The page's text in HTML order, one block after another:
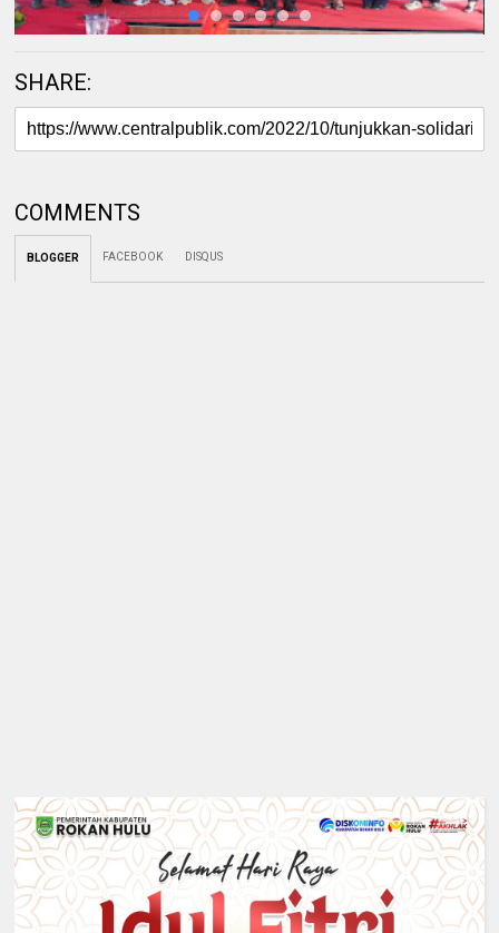
SHARE:
COMMENTS
BLOGGER FACEBOOK DISQUS